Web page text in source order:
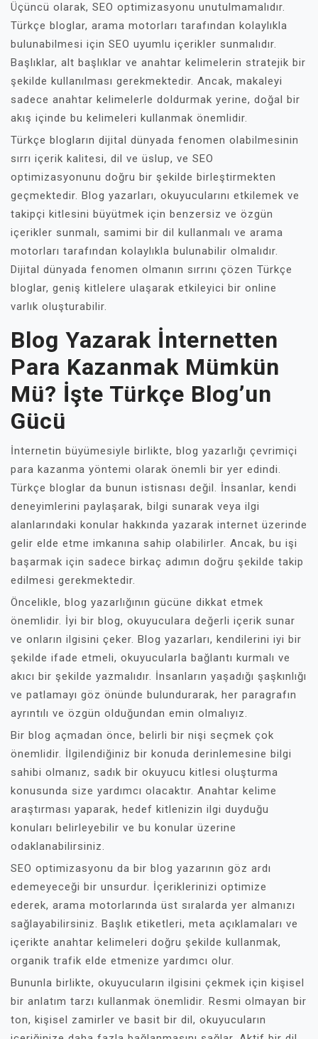
Üçüncü olarak, SEO optimizasyonu unutulmamalıdır.
Türkçe bloglar, arama motorları tarafından kolaylıkla
bulunabilmesi için SEO uyumlu içerikler sunmalıdır.
Başlıklar, alt başlıklar ve anahtar kelimelerin stratejik bir
şekilde kullanılması gerekmektedir. Ancak, makaleyi
sadece anahtar kelimelerle doldurmak yerine, doğal bir
akış içinde bu kelimeleri kullanmak önemlidir.
Türkçe blogların dijital dünyada fenomen olabilmesinin
sırrı içerik kalitesi, dil ve üslup, ve SEO
optimizasyonunu doğru bir şekilde birleştirmekten
geçmektedir. Blog yazarları, okuyucularını etkilemek ve
takipçi kitlesini büyütmek için benzersiz ve özgün
içerikler sunmalı, samimi bir dil kullanmalı ve arama
motorları tarafından kolaylıkla bulunabilir olmalıdır.
Dijital dünyada fenomen olmanın sırrını çözen Türkçe
bloglar, geniş kitlelere ulaşarak etkileyici bir online
varlık oluşturabilir.
Blog Yazarak İnternetten
Para Kazanmak Mümkün
Mü? İşte Türkçe Blog’un
Gücü
İnternetin büyümesiyle birlikte, blog yazarlığı çevrimiçi
para kazanma yöntemi olarak önemli bir yer edindi.
Türkçe bloglar da bunun istisnası değil. İnsanlar, kendi
deneyimlerini paylaşarak, bilgi sunarak veya ilgi
alanlarındaki konular hakkında yazarak internet üzerinde
gelir elde etme imkanına sahip olabilirler. Ancak, bu işi
başarmak için sadece birkaç adımın doğru şekilde takip
edilmesi gerekmektedir.
Öncelikle, blog yazarlığının gücüne dikkat etmek
önemlidir. İyi bir blog, okuyuculara değerli içerik sunar
ve onların ilgisini çeker. Blog yazarları, kendilerini iyi bir
şekilde ifade etmeli, okuyucularla bağlantı kurmalı ve
akıcı bir şekilde yazmalıdır. İnsanların yaşadığı şaşkınlığı
ve patlamayı göz önünde bulundurarak, her paragrafın
ayrıntılı ve özgün olduğundan emin olmalıyız.
Bir blog açmadan önce, belirli bir nişi seçmek çok
önemlidir. İlgilendiğiniz bir konuda derinlemesine bilgi
sahibi olmanız, sadık bir okuyucu kitlesi oluşturma
konusunda size yardımcı olacaktır. Anahtar kelime
araştırması yaparak, hedef kitlenizin ilgi duyduğu
konuları belirleyebilir ve bu konular üzerine
odaklanabilirsiniz.
SEO optimizasyonu da bir blog yazarının göz ardı
edemeyeceği bir unsurdur. İçeriklerinizi optimize
ederek, arama motorlarında üst sıralarda yer almanızı
sağlayabilirsiniz. Başlık etiketleri, meta açıklamaları ve
içerikte anahtar kelimeleri doğru şekilde kullanmak,
organik trafik elde etmenize yardımcı olur.
Bununla birlikte, okuyucuların ilgisini çekmek için kişisel
bir anlatım tarzı kullanmak önemlidir. Resmi olmayan bir
ton, kişisel zamirler ve basit bir dil, okuyucuların